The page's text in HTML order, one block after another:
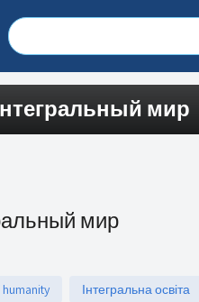
мир
мир
Інтегральна освіта